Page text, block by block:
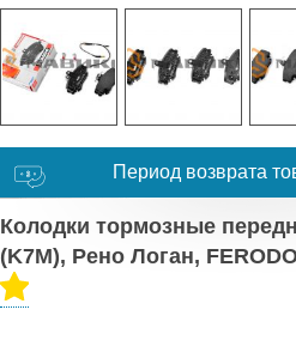
Период возврата
Колодки тормозные
(K7M), Рено Логан,